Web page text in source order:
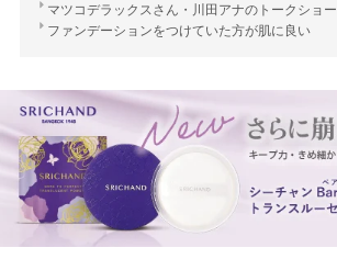
マツコデラックスさん・川田アナのトークショー
ファンデーションをつけていた方が肌に良い